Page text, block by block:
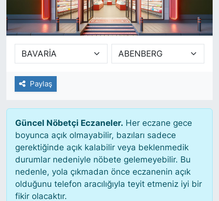
Paylaş
Güncel Nöbetçi Eczaneler. Her eczane gece
boyunca açık olmayabilir, bazıları sadece
gerektiğinde açık kalabilir veya beklenmedik
durumlar nedeniyle nöbete gelemeyebilir. Bu
nedenle, yola çıkmadan önce eczanenin açık
olduğunu telefon aracılığıyla teyit etmeniz iyi bir
fikir olacaktır.
SİYASET
SAĞLIK